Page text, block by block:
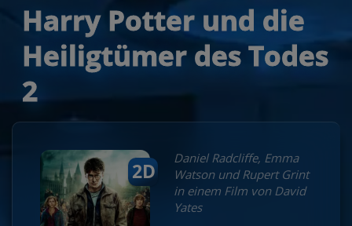
Harry Potter und die
Heiligtümer des Todes
2
2D
Daniel Radcliffe, Emma
Watson und Rupert Grint
in einem Film von David
Yates